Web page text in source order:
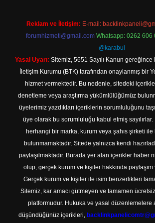
Reklam ve İletişim: E-mail:
forumhizmeti@gmail.com Whatsapp: 0262 606
@karabul
Yasal Uyarı: Sitemiz, 5651 Sayılı Kanun
İletişim Kurumu (BTK) tarafından onaylanmış bir
hizmet vermektedir. Bu nedenle, sitedeki
denetleme veya araştırma yükümlülüğümüz
üyelerimiz yazdıkları içeriklerin sorumluluğunu
üye olarak bu sorumluluğu kabul etmiş
herhangi bir marka, kurum veya şahıs şirketi ile
bulunmamaktadır. Sitede yalnızca kendi
paylaşılmaktadır. Burada yer alan içerikler haber
olup, gerçek kurum ve kişiler hakkında paylaşım
Gerçek kurum ve kişiler ile isim benzerlikleri
Sitemiz, kar amacı gütmeyen ve tamamen
platformudur. Hukuka ve yasal düzenlemelere
düşündüğünüz içerikleri,